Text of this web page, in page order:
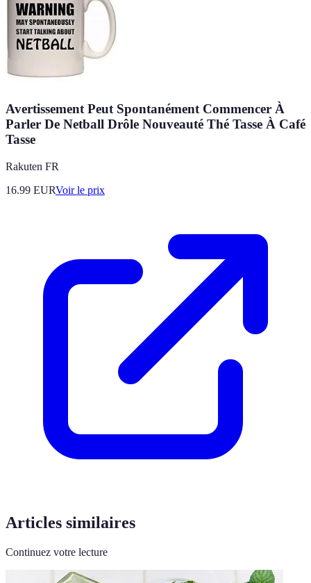
Avertissement Peut Spontanément Commencer À
Parler De Netball Drôle Nouveauté Thé Tasse À Café
Tasse
Rakuten FR
16.99 EURVoir le prix
Articles similaires
Continuez votre lecture